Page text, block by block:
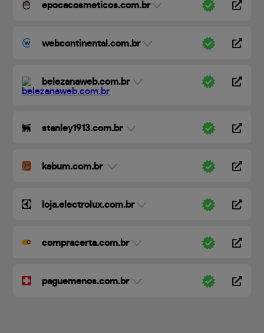
epocacosmeticos.com.br
webcontinental.com.br
belezanaweb.com.br
stanley1913.com.br
kabum.com.br
loja.electrolux.com.br
compracerta.com.br
paguemenos.com.br